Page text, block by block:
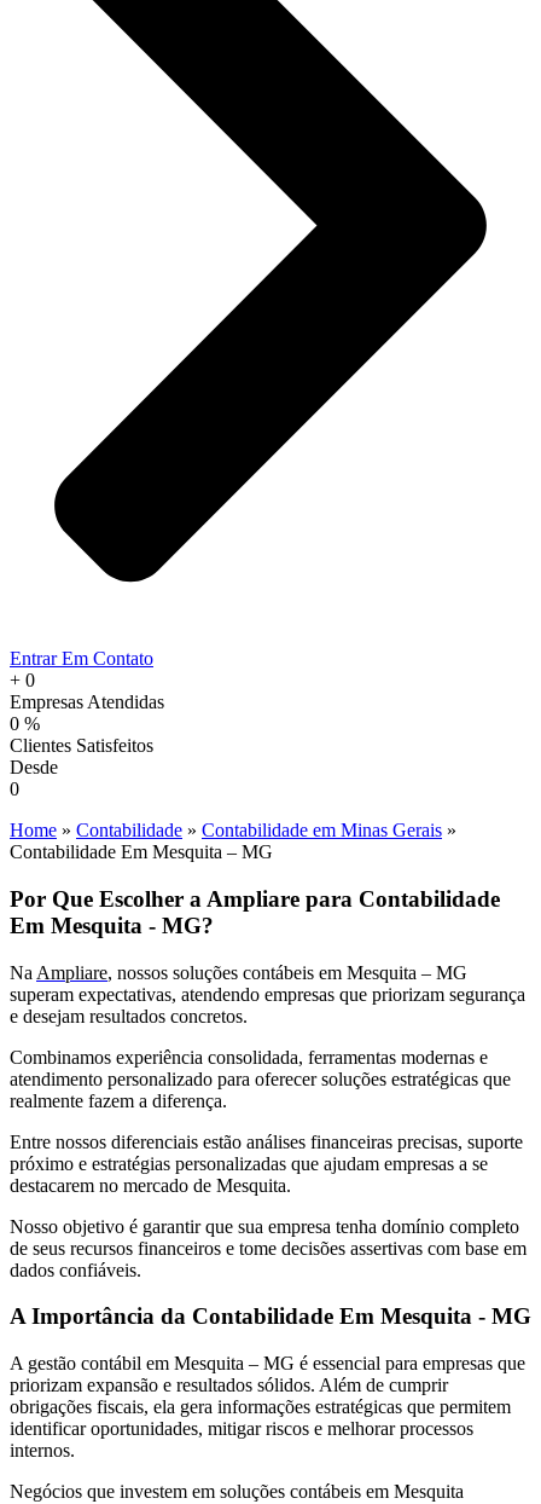
Entrar Em Contato
+ 0
Empresas Atendidas
0 %
Clientes Satisfeitos
Desde
0
Home » Contabilidade » Contabilidade em Minas Gerais »
Contabilidade Em Mesquita – MG
Por Que Escolher a Ampliare para Contabilidade
Em Mesquita - MG?
Na Ampliare, nossos soluções contábeis em Mesquita – MG
superam expectativas, atendendo empresas que priorizam segurança
e desejam resultados concretos.
Combinamos experiência consolidada, ferramentas modernas e
atendimento personalizado para oferecer soluções estratégicas que
realmente fazem a diferença.
Entre nossos diferenciais estão análises financeiras precisas, suporte
próximo e estratégias personalizadas que ajudam empresas a se
destacarem no mercado de Mesquita.
Nosso objetivo é garantir que sua empresa tenha domínio completo
de seus recursos financeiros e tome decisões assertivas com base em
dados confiáveis.
A Importância da Contabilidade Em Mesquita - MG
A gestão contábil em Mesquita – MG é essencial para empresas que
priorizam expansão e resultados sólidos. Além de cumprir
obrigações fiscais, ela gera informações estratégicas que permitem
identificar oportunidades, mitigar riscos e melhorar processos
internos.
Negócios que investem em soluções contábeis em Mesquita